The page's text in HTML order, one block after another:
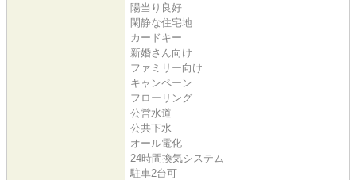
陽当り良好
閑静な住宅地
カードキー
新婚さん向け
ファミリー向け
キャンペーン
フローリング
公営水道
公共下水
オール電化
24時間換気システム
駐車2台可